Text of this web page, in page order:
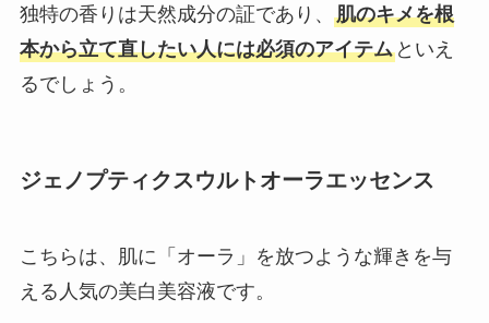
独特の香りは天然成分の証であり、 肌のキメを根
本から立て直したい人には必須のアイテムといえ
るでしょう。
ジェノプティクスウルトオーラエッセンス
こちらは、肌に「オーラ」を放つような輝きを与
える人気の美白美容液です。